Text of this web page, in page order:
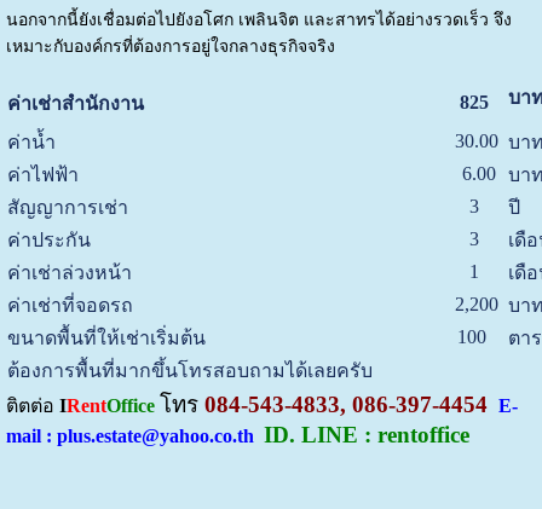
นอกจากนี้ยังเชื่อมต่อไปยังอโศก เพลินจิต และสาทรได้อย่างรวดเร็ว จึง
เหมาะกับองค์กรที่ต้องการอยู่ใจกลางธุรกิจจริง
ค่าเช่าสำนักงาน 825 บา
ค่าน้ำ 30.00 บา
ค่าไฟฟ้า
6.00 บา
สัญญาการเช่า
3
ปี
ค่าประกัน
3
เดื
ค่าเช่าล่วงหน้า
1
เดื
ค่าเช่าที่จอดรถ
2,200 บา
ขนาดพื้นที่ให้เช่าเริ่มต้น
100
ตา
ต้องการพื้นที่มากขึ้นโทรสอบถามได้เลยครับ
ติตต่อ IRentOffice โทร084-543-4833, 086-397-4454 E-
mail : plus.estate@yahoo.co.th ID. LINE : rentoffice